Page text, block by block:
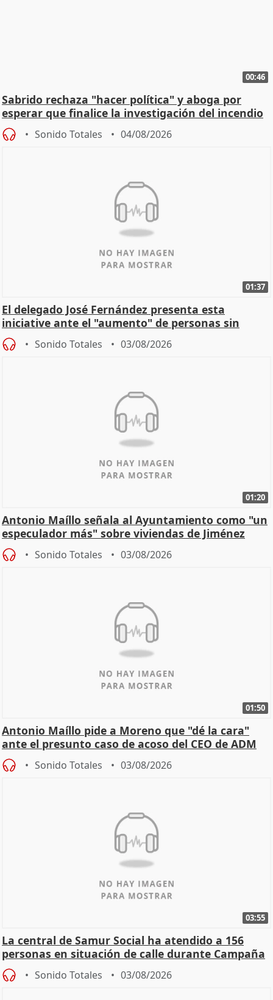
00:46
Sabrido rechaza "hacer política" y aboga por
esperar que finalice la investigación del incendio
Sonido Totales 04/08/2026
01:37
El delegado José Fernández presenta esta
iniciative ante el "aumento" de personas sin
hogar en Madri
Sonido Totales 03/08/2026
01:20
Antonio Maíllo señala al Ayuntamiento como "un
especulador más" sobre viviendas de Jiménez
Becerril
Sonido Totales 03/08/2026
01:50
Antonio Maíllo pide a Moreno que "dé la cara"
ante el presunto caso de acoso del CEO de ADM
Sonido Totales 03/08/2026
03:55
La central de Samur Social ha atendido a 156
personas en situación de calle durante Campaña
de Calor
Sonido Totales 03/08/2026